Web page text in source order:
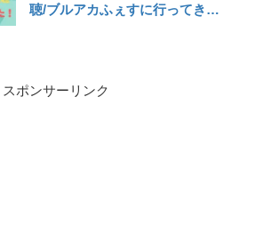
聴/ブルアカふぇすに行ってき
スポンサーリンク